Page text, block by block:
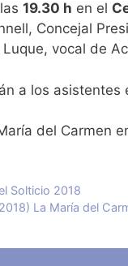
19.30 h en el
Concejal
vocal de
a los asistentes
del Carmen
Solticio 2018
La María del